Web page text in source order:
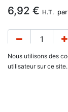
6,92 € H.T. par
Délai de
Nous utilisons des
utilisateur sur ce site.